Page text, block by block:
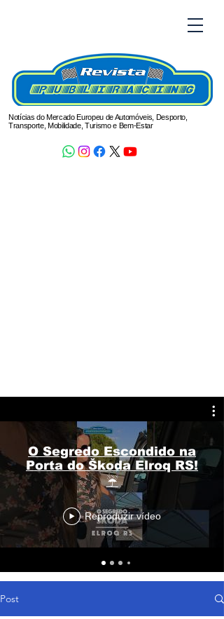
Notícias do Mercado Europeu de Automóveis, Desporto,
Transporte, Mobilidade, Turismo e Bem-Estar
O Segredo Escondido na
Porta do Škoda Elroq RS!
☔
Reproduzir vídeo
Post